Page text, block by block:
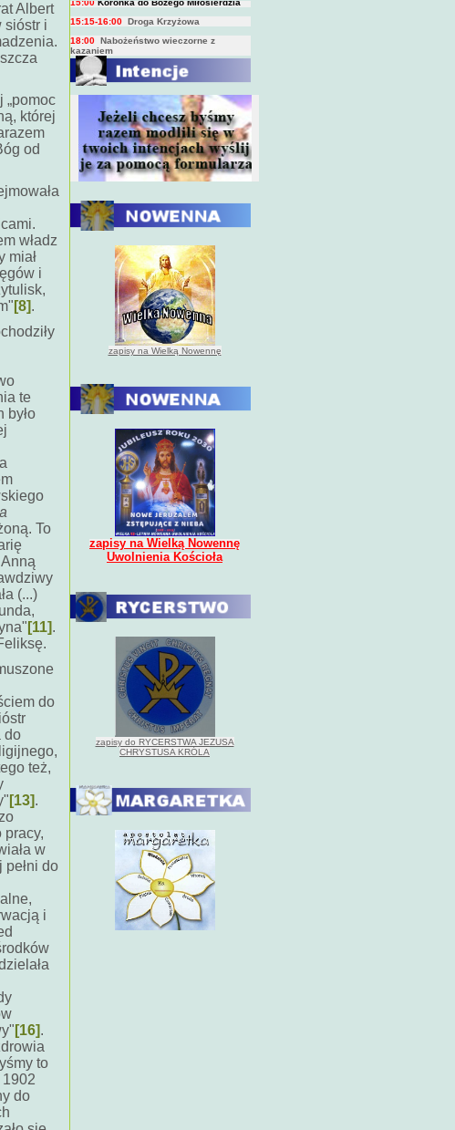
Albert
sióstr i
„pomoc
której
od
władz
miał
i
[8].
te
było
To
(...)
[11].
do
do
też,
[13].
pracy,
w
pełni do
i
[16].
to
do
kazaniem
10:00
Niedzielna Msza święta w miarę
możliwości ks. Piotra
zapisy na Wielką Nowennę
zapisy na Wielką Nowennę
Uwolnienia Kościoła
zapisy do RYCERSTWA JEZUSA
CHRYSTUSA KRÓLA